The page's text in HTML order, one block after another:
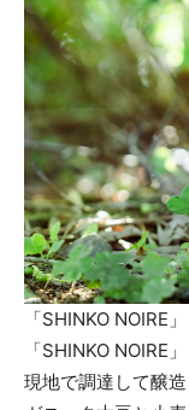
「SHINKO NOIRE
「SHINKO NOIRE
現地で調達して醸